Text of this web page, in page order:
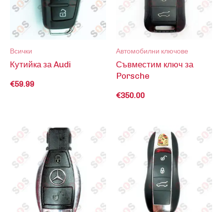
Всички
Кутийка за Audi
€59.99
Автомобилни ключове
Съвместим ключ за
Porsche
€350.00